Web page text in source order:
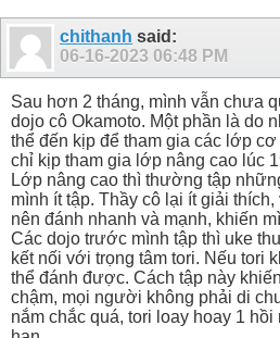
chithanh said:
06-16-2023 06:48 PM
Sau hơn 2 tháng, mình vẫn chưa
dojo cô Okamoto. Một phần là do
thể đến kịp để tham gia các lớp
chỉ kịp tham gia lớp nâng cao lúc
Lớp nâng cao thì thường tập
mình ít tập. Thầy cô lại ít giải
nên đánh nhanh và mạnh, khiến
Các dojo trước mình tập thì uke
kết nối với trọng tâm tori. Nếu tori
thể đánh được. Cách tập này
chậm, mọi người không phải di
nắm chắc quá, tori loay hoay 1